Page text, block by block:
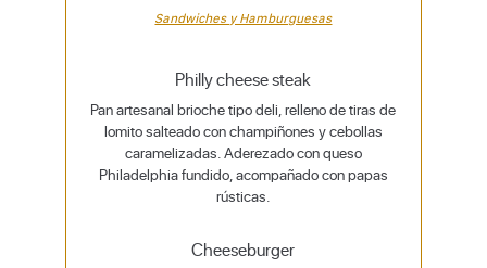
Sandwiches y Hamburguesas
Philly cheese steak
Pan artesanal brioche tipo deli, relleno de tiras de
lomito salteado con champiñones y cebollas
caramelizadas. Aderezado con queso
Philadelphia fundido, acompañado con papas
rústicas.
Cheeseburger